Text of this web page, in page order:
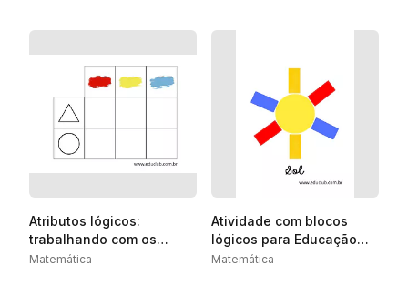
Atributos lógicos:
trabalhando com os
blocos lógicos
Matemática
Atividade com blocos
lógicos para Educação
Infantil
Matemática